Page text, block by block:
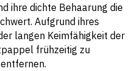
ihre dichte Behaarung die
Aufgrund ihres
langen Keimfähigkeit der
frühzeitig zu